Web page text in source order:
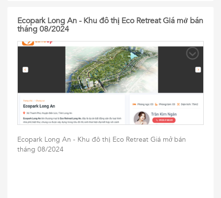
Ecopark Long An - Khu đô thị Eco Retreat Giá mở bán
tháng 08/2024
Ecopark Long An - Khu đô thị Eco Retreat Giá mở bán
tháng 08/2024